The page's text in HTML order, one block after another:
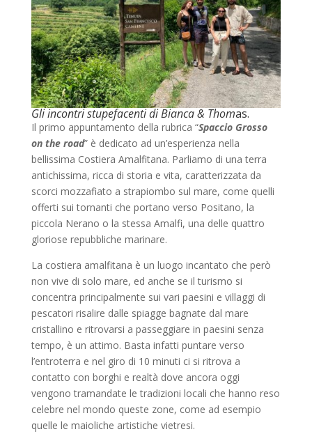
Gli incontri stupefacenti di Bianca & Thomas.
Il primo appuntamento della rubrica “Spaccio Grosso
on the road” è dedicato ad un’esperienza nella
bellissima Costiera Amalfitana. Parliamo di una terra
antichissima, ricca di storia e vita, caratterizzata da
scorci mozzafiato a strapiombo sul mare, come quelli
offerti sui tornanti che portano verso Positano, la
piccola Nerano o la stessa Amalfi, una delle quattro
gloriose repubbliche marinare.
La costiera amalfitana è un luogo incantato che però
non vive di solo mare, ed anche se il turismo si
concentra principalmente sui vari paesini e villaggi di
pescatori risalire dalle spiagge bagnate dal mare
cristallino e ritrovarsi a passeggiare in paesini senza
tempo, è un attimo. Basta infatti puntare verso
l’entroterra e nel giro di 10 minuti ci si ritrova a
contatto con borghi e realtà dove ancora oggi
vengono tramandate le tradizioni locali che hanno reso
celebre nel mondo queste zone, come ad esempio
quelle le maioliche artistiche vietresi.